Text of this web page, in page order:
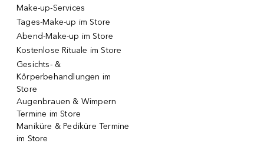
Make-up-Services
Tages-Make-up im Store
Abend-Make-up im Store
Kostenlose Rituale im Store
Gesichts- &
Körperbehandlungen im
Store
Augenbrauen & Wimpern
Termine im Store
Maniküre & Pediküre Termine
im Store